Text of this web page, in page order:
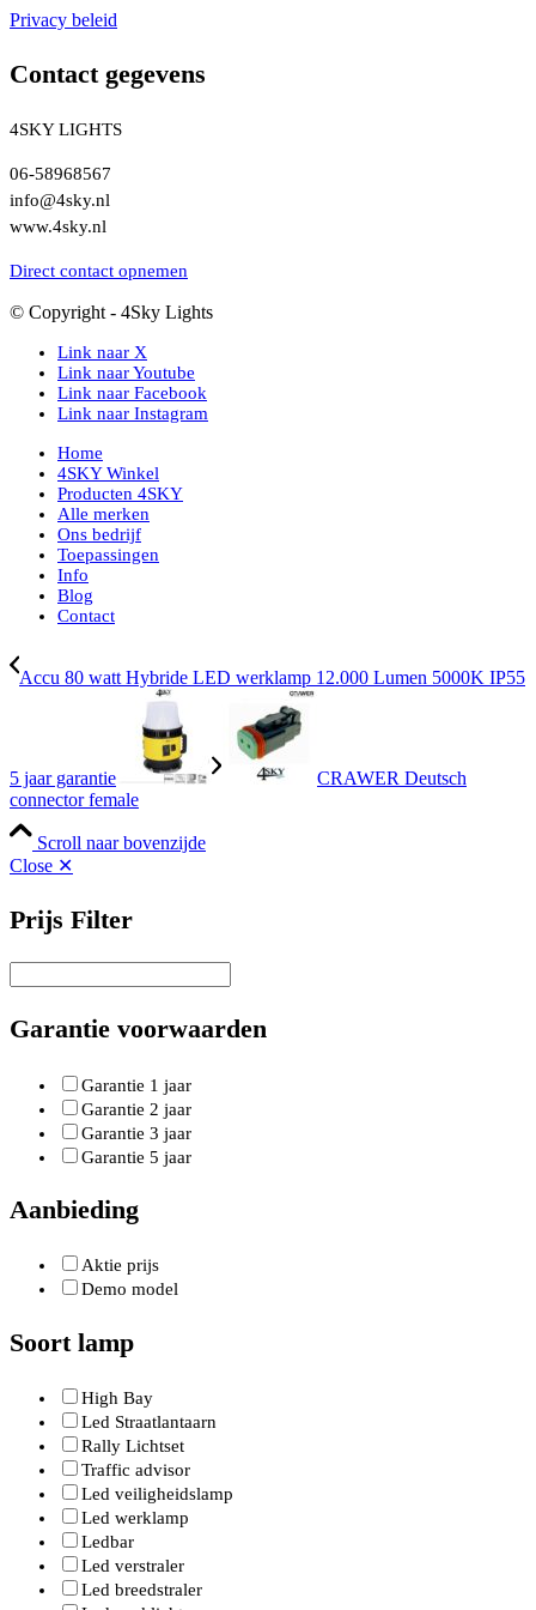
Privacy beleid
Contact gegevens
4SKY LIGHTS
06-58968567
info@4sky.nl
www.4sky.nl
Direct contact opnemen
© Copyright - 4Sky Lights
Link naar X
Link naar Youtube
Link naar Facebook
Link naar Instagram
Home
4SKY Winkel
Producten 4SKY
Alle merken
Ons bedrijf
Toepassingen
Info
Blog
Contact
Accu 80 watt Hybride LED werklamp 12.000 Lumen 5000K IP55
5 jaar garantie
CRAWER Deutsch
connector female
Scroll naar bovenzijde
Close ✕
Prijs Filter
Garantie voorwaarden
Garantie 1 jaar
Garantie 2 jaar
Garantie 3 jaar
Garantie 5 jaar
Aanbieding
Aktie prijs
Demo model
Soort lamp
High Bay
Led Straatlantaarn
Rally Lichtset
Traffic advisor
Led veiligheidslamp
Led werklamp
Ledbar
Led verstraler
Led breedstraler